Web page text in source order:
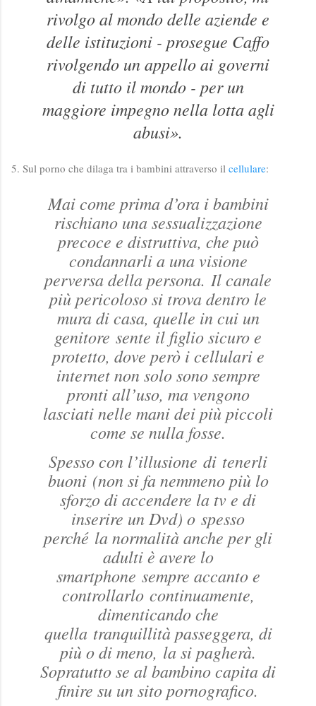
rivolgo al mondo delle aziende e
delle istituzioni - prosegue Caffo
rivolgendo un appello ai governi
di tutto il mondo - per un
maggiore impegno nella lotta agli
abusi».
5. Sul porno che dilaga tra i bambini attraverso il cellulare:
Mai come prima d’ora i bambini
rischiano una sessualizzazione
precoce e distruttiva, che può
condannarli a una visione
perversa della persona. Il canale
più pericoloso si trova dentro le
mura di casa, quelle in cui un
genitore sente il figlio sicuro e
protetto, dove però i cellulari e
internet non solo sono sempre
pronti all’uso, ma vengono
lasciati nelle mani dei più piccoli
come se nulla fosse.
Spesso con l’illusione di tenerli
buoni (non si fa nemmeno più lo
sforzo di accendere la tv e di
inserire un Dvd) o spesso
perché la normalità anche per gli
adulti è avere lo
smartphone sempre accanto e
controllarlo continuamente,
dimenticando che
quella tranquillità passeggera, di
più o di meno, la si pagherà.
Sopratutto se al bambino capita di
finire su un sito pornografico.